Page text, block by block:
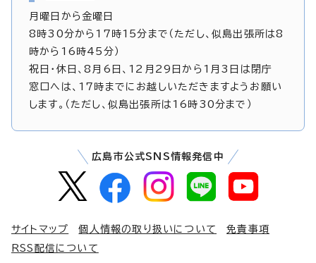
月曜日から金曜日
8時30分から17時15分まで（ただし、似島出張所は8
時から16時45分）
祝日・休日、8月6日、12月29日から1月3日は閉庁
窓口へは、17時までにお越しいただきますようお願い
します。（ただし、似島出張所は16時30分まで）
広島市公式SNS情報発信中
サイトマップ 個人情報の取り扱いについて
免責事項
RSS配信について